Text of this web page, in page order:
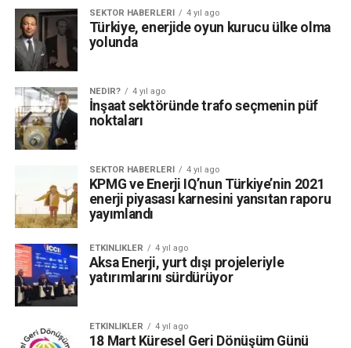
SEKTÖR HABERLERI 4 yıl ago
Türkiye, enerjide oyun kurucu ülke olma
yolunda
NEDIR? 4 yıl ago
İnşaat sektöründe trafo seçmenin püf
noktaları
SEKTÖR HABERLERI 4 yıl ago
KPMG ve Enerji IQ’nun Türkiye’nin 2021
enerji piyasası karnesini yansıtan raporu
yayımlandı
ETKINLIKLER 4 yıl ago
Aksa Enerji, yurt dışı projeleriyle
yatırımlarını sürdürüyor
ETKINLIKLER 4 yıl ago
18 Mart Küresel Geri Dönüşüm Günü